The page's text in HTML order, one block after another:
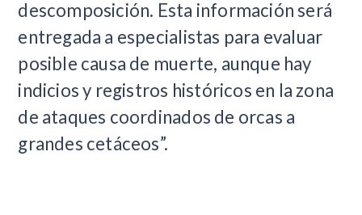
descomposición. Esta información será
entregada a especialistas para evaluar
posible causa de muerte, aunque hay
indicios y registros históricos en la zona
de ataques coordinados de orcas a
grandes cetáceos”.